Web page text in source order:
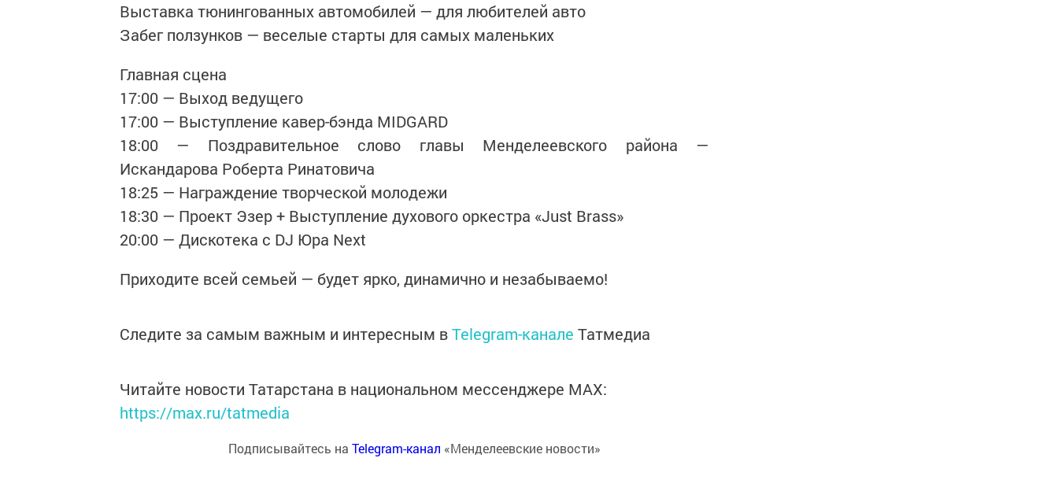
Выставка тюнингованных автомобилей — для любителей авто
Забег ползунков — веселые старты для самых маленьких
Главная сцена
17:00 — Выход ведущего
17:00 — Выступление кавер-бэнда MIDGARD
18:00 — Поздравительное слово главы Менделеевского района —
Искандарова Роберта Ринатовича
18:25 — Награждение творческой молодежи
18:30 — Проект Эзер + Выступление духового оркестра «Just Brass»
20:00 — Дискотека с DJ Юра Next
Приходите всей семьей — будет ярко, динамично и незабываемо!
Следите за самым важным и интересным вTelegram-канале Татмедиа
Читайте новости Татарстана в национальном мессенджере MАХ:
https://max.ru/tatmedia
Подписывайтесь на Telegram-канал «Менделеевские новости»